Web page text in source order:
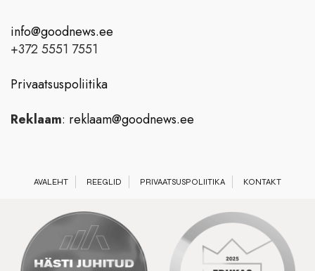
info@goodnews.ee
+372 5551 7551
Privaatsuspoliitika
Reklaam: reklaam@goodnews.ee
AVALEHT REEGLID PRIVAATSUSPOLIITIKA KONTAKT